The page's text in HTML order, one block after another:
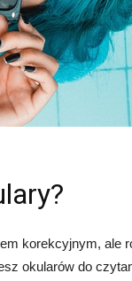
korekcyjnym, ale
okularów do